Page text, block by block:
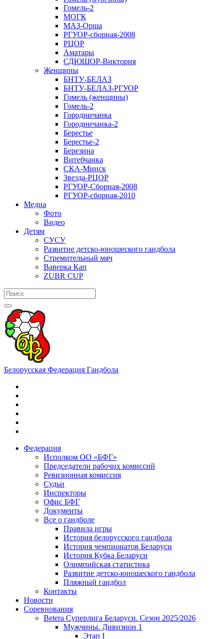
Гомель-2
МОГК
МАЗ-Орша
РГУОР-сборная-2008
РЦОР
Аматары
СДЮШОР-Виктория
Женщины
БНТУ-БЕЛАЗ
БНТУ-БЕЛАЗ-РГУОР
Гомель (женщины)
Гомель-2
Городничанка
Городничанка-2
Берестье
Берестье-2
Березина
Витебчанка
СКА-Минск
Звезда-РЦОР
РГУОР-Сборная-2008
РГУОР-сборная-2010
Медиа
Фото
Видео
Детям
СУСУ
Развитие детско-юношеского гандбола
Стремительный мяч
Ваверка Кап
ZUBR CUP
Белорусская Федерация Гандбола
Федерация
Исполком ОО «БФГ»
Председатели рабочих комиссий
Ревизионная комиссия
Судьи
Инспекторы
Офис БФГ
Документы
Все о гандболе
Правила игры
История белорусского гандбола
История чемпионатов Беларуси
История Кубка Беларуси
Олимпийская статистика
Развитие детско-юношеского гандбола
Пляжный гандбол
Контакты
Новости
Соревнования
Betera Суперлига Беларуси. Сезон 2025/2026
Мужчины. Дивизион 1
Этап I